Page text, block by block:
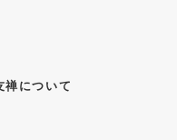
禅について